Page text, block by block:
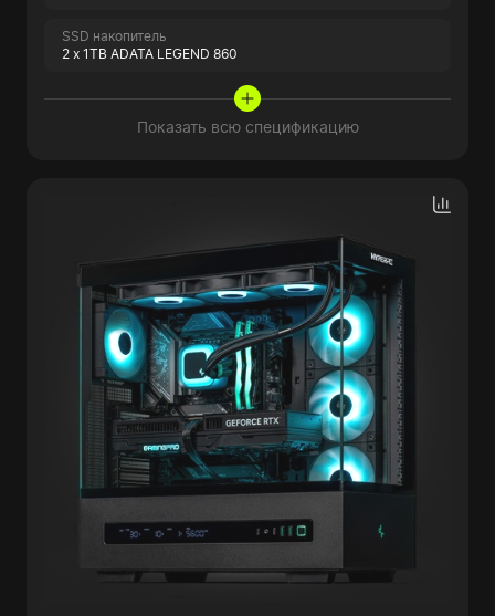
SSD накопитель
2 x 1TB ADATA LEGEND 860
Показать всю спецификацию